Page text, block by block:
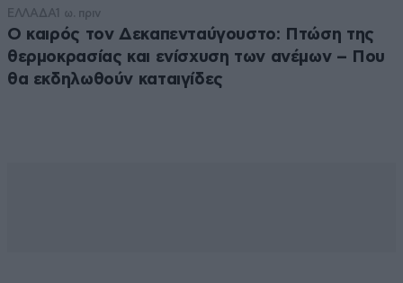
ΕΛΛΑΔΑ1 ω. πριν
Ο καιρός τον Δεκαπενταύγουστο: Πτώση της
θερμοκρασίας και ενίσχυση των ανέμων – Που
θα εκδηλωθούν καταιγίδες